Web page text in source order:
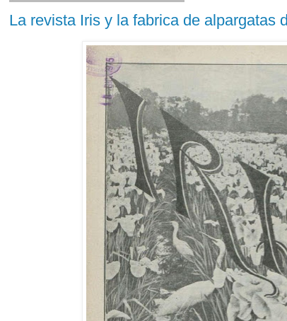
La revista Iris y la fabrica de alpargatas